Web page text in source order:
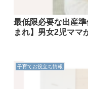
最低限必要な出産
まれ】男女2児ママ
子育てお役立ち情報